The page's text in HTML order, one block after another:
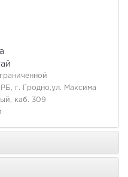
г. Гродно,ул. Максима
каб. 309